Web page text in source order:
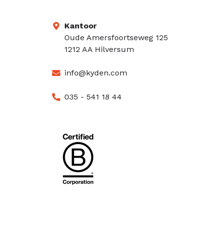
Kantoor
Oude Amersfoortseweg 125
1212 AA Hilversum
info@kyden.com
035 - 541 18 44